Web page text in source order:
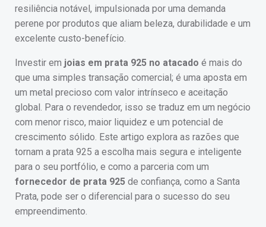
resiliência notável, impulsionada por uma demanda
perene por produtos que aliam beleza, durabilidade e um
excelente custo-benefício.
Investir em joias em prata 925 no atacado é mais do
que uma simples transação comercial; é uma aposta em
um metal precioso com valor intrínseco e aceitação
global. Para o revendedor, isso se traduz em um negócio
com menor risco, maior liquidez e um potencial de
crescimento sólido. Este artigo explora as razões que
tornam a prata 925 a escolha mais segura e inteligente
para o seu portfólio, e como a parceria com um
fornecedor de prata 925 de confiança, como a Santa
Prata, pode ser o diferencial para o sucesso do seu
empreendimento.